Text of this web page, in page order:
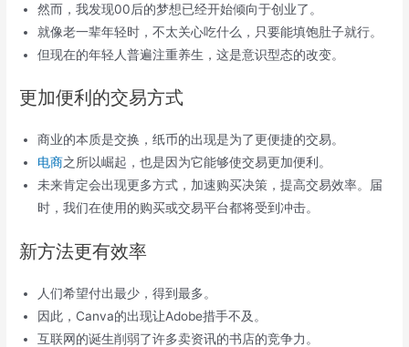
然而，我发现00后的梦想已经开始倾向于创业了。
就像老一辈年轻时，不太关心吃什么，只要能填饱肚子就行。
但现在的年轻人普遍注重养生，这是意识型态的改变。
更加便利的交易方式
商业的本质是交换，纸币的出现是为了更便捷的交易。
电商之所以崛起，也是因为它能够使交易更加便利。
未来肯定会出现更多方式，加速购买决策，提高交易效率。届
时，我们在使用的购买或交易平台都将受到冲击。
新方法更有效率
人们希望付出最少，得到最多。
因此，Canva的出现让Adobe措手不及。
互联网的诞生削弱了许多卖资讯的书店的竞争力。